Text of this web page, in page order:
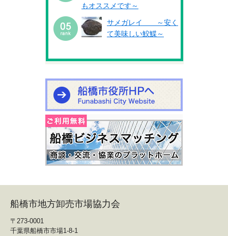
もオススメです～
サメガレイ ～安く
て美味しい鮫鰈～
船橋市地方卸売市場協力会
〒273-0001
千葉県船橋市市場1-8-1